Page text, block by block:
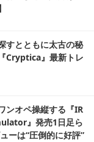
すとともに太古の秘
Cryptica』最新トレ
ンオペ操縦する『IR
』発売1日足ら
ーは“圧倒的に好評”